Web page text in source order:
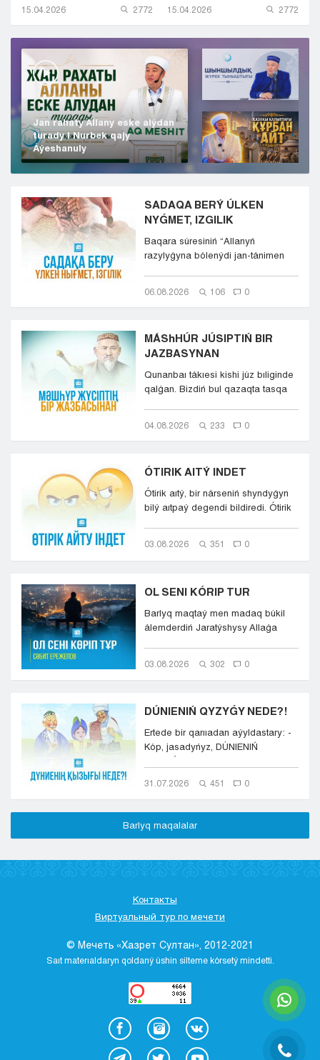
15.04.2026 2772 15.04.2026 2772
Jan rahaty Allany eske alýdan
turady | Nurbek qajy
Áýeshanuly
SADAQA BERÝ ÚLKEN
NYǴMET, IZGILIK
Baqara súresiniń “Allanyń
razylyǵyna bólenýdi jan-tánimen
06.08.2026 106 0
MÁShHÚR JÚSIPTIŃ BIR
JAZBASYNAN
Qunanbaı tákıesi kishi júz bıliginde
qalǵan. Bizdiń bul qazaqta tasqa
04.08.2026 233 0
ÓTIRIK AITÝ INDET
Ótirik aıtý, bir nárseniń shyndyǵyn
bilý aıtpaý degendi bildiredi. Ótirik
03.08.2026 351 0
OL SENI KÓRIP TUR
Barlyq maqtaý men madaq búkil
álemderdiń Jaratýshysy Allaǵa
03.08.2026 302 0
DÚNIENIŃ QYZYǴY NEDE?!
Ertede bir qarııadan aýyldastary: -
Kóp, jasadyńyz, DÚNIENIŃ
QYZYǴY NEDE?!- dep, sura...
31.07.2026 451 0
Barlyq maqalalar
Контакты
Виртуальный тур по мечети
© Мечеть «Хазрет Султан», 2012-2021
Saıt materıaldaryn qoldaný úshіn sіlteme kórsetý mіndettі.